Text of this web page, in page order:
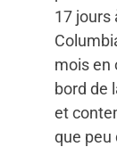
17 jours
mois en
bord de
et
que peu